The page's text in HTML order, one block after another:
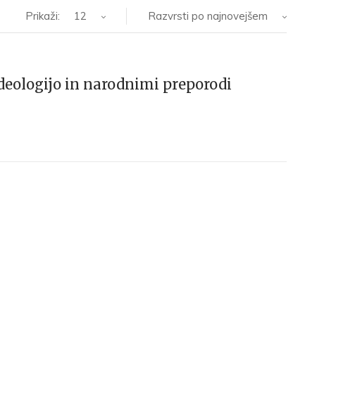
Razvrsti po najnovejšem
Prikaži: 12
in narodnimi preporodi